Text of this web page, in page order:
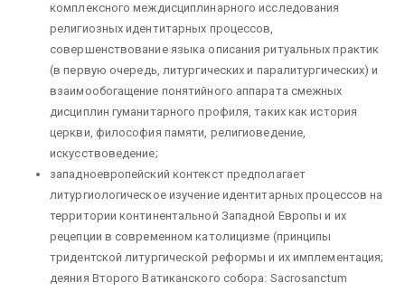
комплексного междисциплинарного исследования
религиозных идентитарных процессов,
совершенствование языка описания ритуальных практик
(в первую очередь, литургических и паралитургических) и
взаимообогащение понятийного аппарата смежных
дисциплин гуманитарного профиля, таких как история
церкви, философия памяти, религиоведение,
искусствоведение;
западноевропейский контекст предполагает
литургиологическое изучение идентитарных процессов на
территории континентальной Западной Европы и их
рецепции в современном католицизме (принципы
тридентской литургической реформы и их имплементация;
деяния Второго Ватиканского собора: Sacrosanctum